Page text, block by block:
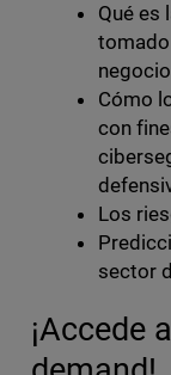
Qué es
Cómo
con
Los
sector
¡Accede